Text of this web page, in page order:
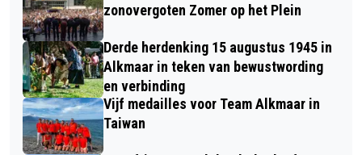
zonovergoten Zomer op het Plein
Derde herdenking 15 augustus 1945 in
Alkmaar in teken van bewustwording
en verbinding
Vijf medailles voor Team Alkmaar in
Taiwan